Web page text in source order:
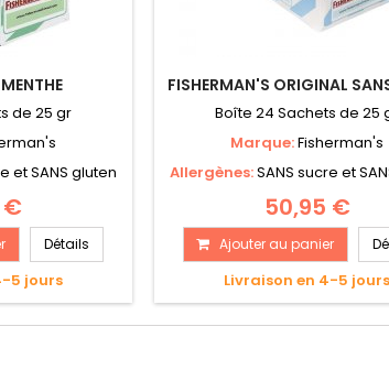
de 25 gr
et SANS gluten
€
Détails
5 jours
FISHERMAN'S ORIGINAL
Boîte 24 Sachets de 25
Marque:Fisherman's
Allergènes:SANS sucre et
50,95 €
Ajouter au panier
Livraison en 4-5 jours